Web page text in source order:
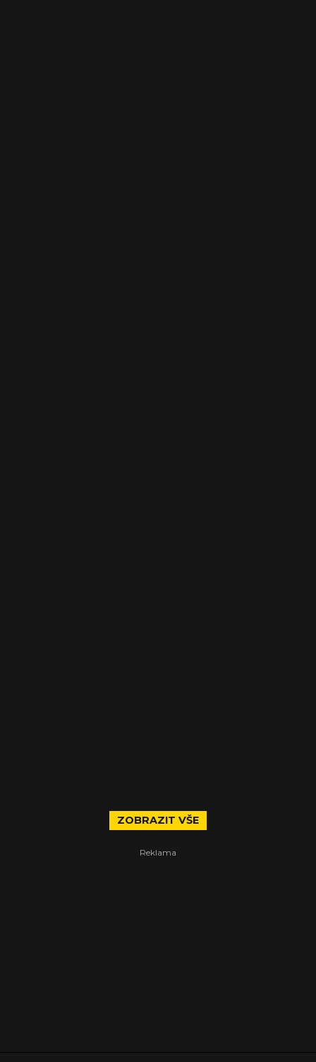
ZOBRAZIT VŠE